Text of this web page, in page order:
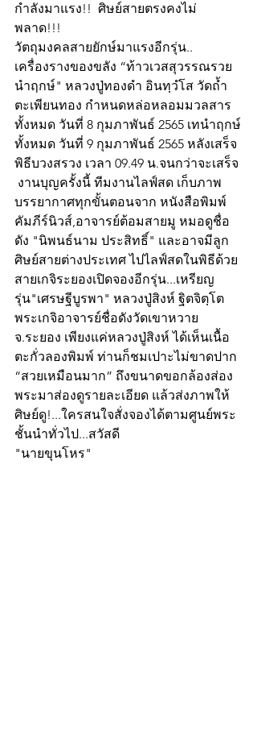
กำลังมาแรง!!  ศิษย์สายตรงคงไม่
พลาด!!!
วัตถุมงคลสายยักษ์มาแรงอีกรุ่น..
เครื่องรางของขลัง “ท้าวเวสสุวรรณรวย
นำฤกษ์" หลวงปู่ทองดำ อินทฺวํโส วัดถ้ำ
ตะเพียนทอง กำหนดหล่อหลอมมวลสาร
ทั้งหมด วันที่ 8 กุมภาพันธ์ 2565 เทนำฤกษ์
ทั้งหมด วันที่ 9 กุมภาพันธ์ 2565 หลังเสร็จ
พิธีบวงสรวง เวลา 09.49 น.จนกว่าจะเสร็จ
งานบุญครั้งนี้ ทีมงานไลฟ์สด เก็บภาพ
บรรยากาศทุกขั้นตอนจาก หนังสือพิมพ์
คัมภีร์นิวส์,อาจารย์ต้อมสายมู หมอดูชื่อ
ดัง "นิพนธ์นาม ประสิทธิ์" และอาจมีลูก
ศิษย์สายต่างประเทศ ไปไลฟ์สดในพิธีด้วย
สายเกจิระยองเปิดจองอีกรุ่น...เหรียญ
รุ่น"เศรษฐีบูรพา" หลวงปู่สิงห์ ฐิตจิตฺโต
พระเกจิอาจารย์ชื่อดังวัดเขาหวาย
จ.ระยอง เพียงแค่หลวงปู่สิงห์ ได้เห็นเนื้อ
ตะกั่วลองพิมพ์ ท่านก็ชมเปาะไม่ขาดปาก
“สวยเหมือนมาก” ถึงขนาดขอกล้องส่อง
พระมาส่องดูรายละเอียด แล้วส่งภาพให้
ศิษย์ดู!...ใครสนใจสั่งจองได้ตามศูนย์พระ
ชั้นนำทั่วไป...สวัสดี
"นายขุนโหร"